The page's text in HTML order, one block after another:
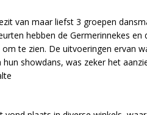
van maar liefst 3 groepen
hebben de Germerinnekes en
te zien. De uitvoeringen ervan
showdans, was zeker het